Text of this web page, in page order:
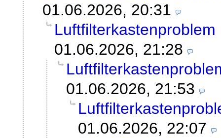
01.06.2026, 20:31
01.06.2026, 21:28
01.06.2026, 21:53
01.06.2026, 22:07